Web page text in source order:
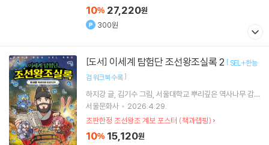
10% 27,220원
300원
[도서] 이세계 탐험단 조선왕조실록 2 [ SEL+한능
검 워크북 수록]
하지강글 김기수그림 서울대학교 뿌리깊은 역사나무감
수
서울문화사
2026.4.29.
초판한정 조선왕조 계보 포스터 (책과랩핑)
10% 15,120원